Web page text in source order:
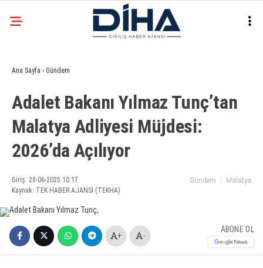
26.8°
ANKARA
EKONOMI
SIYASET
DÜNYA
TEKNOLOJI
Ana Sayfa › Gündem
Adalet Bakanı Yılmaz Tunç’tan
Malatya Adliyesi Müjdesi:
2026’da Açılıyor
Giriş: 28-06-2025 10:17
Kaynak: TEK HABER AJANSI (TEKHA)
Gündem Malatya
+ -
ABONE OL